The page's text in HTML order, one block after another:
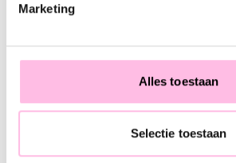
Marketing
Alles toestaan
Selectie toestaan
Ovaal geschakeld kettinkje
Facet kettinkje - koraal/roze/oranje